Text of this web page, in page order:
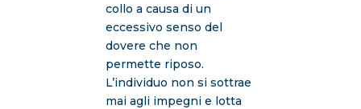
collo a causa di un
eccessivo senso del
dovere che non
permette riposo.
L’individuo non si sottrae
mai agli impegni e lotta